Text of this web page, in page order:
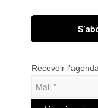
Recevoir